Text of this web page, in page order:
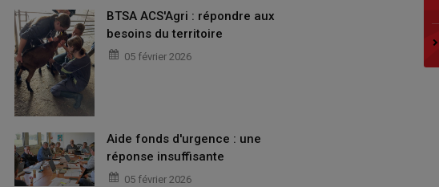
BTSA ACS'Agri : répondre aux
besoins du territoire
05 février 2026
Aide fonds d'urgence : une
réponse insuffisante
05 février 2026